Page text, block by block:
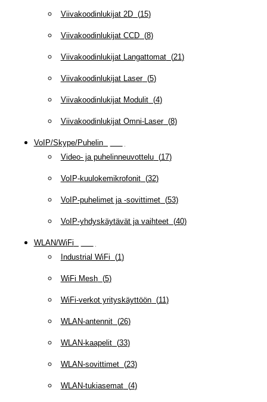
Viivakoodinlukijat 2D(15)
Viivakoodinlukijat CCD(8)
Viivakoodinlukijat Langattomat(21)
Viivakoodinlukijat Laser(5)
Viivakoodinlukijat Modulit(4)
Viivakoodinlukijat Omni-Laser(8)
VoIP/Skype/Puhelin(
Video- ja puhelinneuvottelu(17)
VoIP-kuulokemikrofonit(32)
VoIP-puhelimet ja -sovittimet(53)
VoIP-yhdyskäytävät ja vaihteet(40)
WLAN/WiFi
Industrial WiFi (1)
WiFi Mesh(5)
WiFi-verkot yrityskäyttöön(11)
WLAN-antennit(26)
WLAN-kaapelit(33)
WLAN-sovittimet(23)
WLAN-tukiasemat(4)